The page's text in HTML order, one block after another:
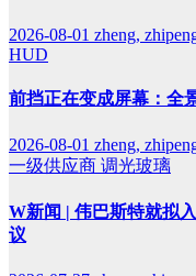
2026-08-01 zheng,
HUD
前挡正在变成屏幕：全
2026-08-01 zheng,
一级供应商 调光玻璃
W新闻 | 伟巴斯特就拟
议